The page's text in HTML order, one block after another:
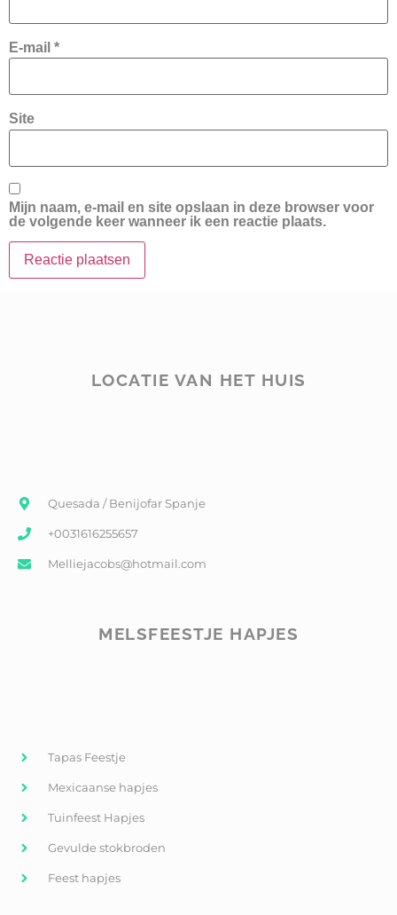
E-mail *
Site
Mijn naam, e-mail en site opslaan in deze browser voor
de volgende keer wanneer ik een reactie plaats.
LOCATIE VAN HET HUIS
Quesada / Benijofar Spanje
+0031616255657
Melliejacobs@hotmail.com
MELSFEESTJE HAPJES
Tapas Feestje
Mexicaanse hapjes
Tuinfeest Hapjes
Gevulde stokbroden
Feest hapjes